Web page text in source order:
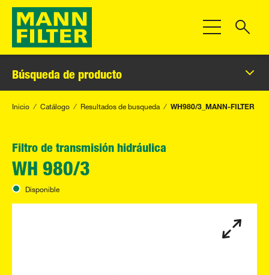
Toggle
Búsqueda de producto
Inicio Catálogo Resultados de busqueda WH980/3_MANN-FILTER
Filtro de transmisión hidráulica
WH 980/3
Disponible